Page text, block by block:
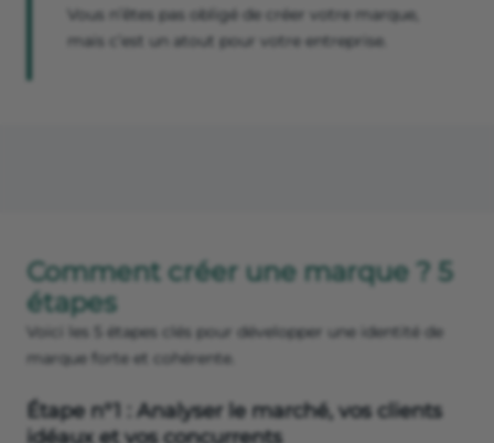
Vous n’êtes pas obligé de créer votre marque,
mais c’est un atout pour votre entreprise.
Comment créer une marque ? 5
étapes
Voici les 5 étapes clés pour développer une identité de
marque forte et cohérente.
Étape n°1 : Analyser le marché, vos clients
idéaux et vos concurrents